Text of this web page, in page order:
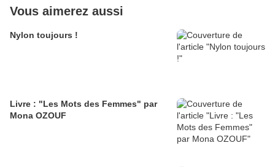
Vous aimerez aussi
Nylon toujours !
Livre : "Les Mots des Femmes" par
Mona OZOUF